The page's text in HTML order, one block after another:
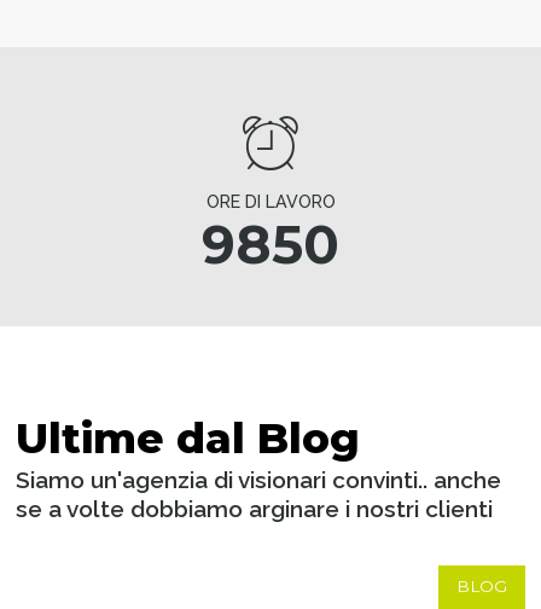
ORE DI LAVORO
9850
Ultime dal Blog
Siamo un'agenzia di visionari convinti.. anche
se a volte dobbiamo arginare i nostri clienti
BLOG